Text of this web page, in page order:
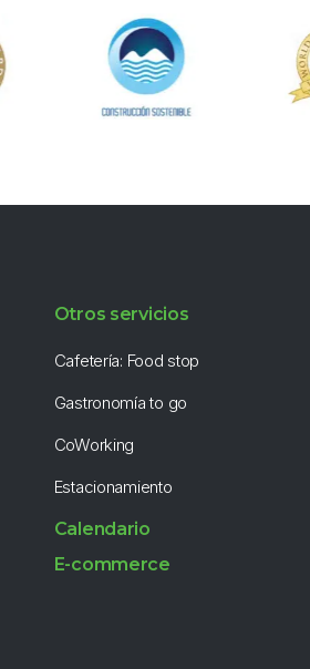
Otros servicios
Cafetería: Food stop
Gastronomía to go
CoWorking
Estacionamiento
Calendario
E-commerce